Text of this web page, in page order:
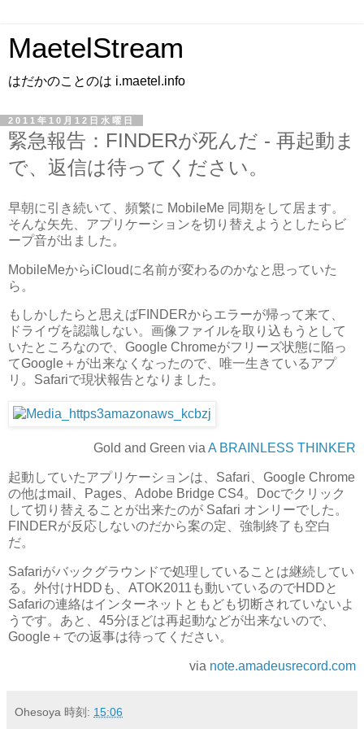
MaetelStream
はだかのことのは i.maetel.info
2011年10月12日水曜日
緊急報告：FINDERが死んだ - 再起動ま
で、返信は待ってください。
早朝に引き続いて、頻繁に MobileMe 同期をして居ます。
そんな矢先、アプリケーションを切り替えようとしたらビ
ープ音が出ました。
MobileMeからiCloudに名前が変わるのかなと思っていた
ら。
もしかしたらと思えばFINDERからエラーが帰って来て、
ドライヴを認識しない。画像ファイルを取り込もうとして
いたところなので、Google Chromeがフリーズ状態に陥っ
てGoogle＋が出来なくなったので、唯一生きているアプ
リ。Safariで現状報告となりました。
Gold and Green via A BRAINLESS THINKER
起動していたアプリケーションは、Safari、Google Chrome
の他はmail、Pages、Adobe Bridge CS4。Docでクリック
して切り替えることが出来たのが Safari オンリーでした。
FINDERが反応しないのだから案の定、強制終了も空白
だ。
Safariがバックグラウンドで処理していることは継続してい
る。外付けHDDも、ATOK2011も動いているのでHDDと
Safariの連絡はインターネットともども切断されていないよ
うです。あと、45分ほどは再起動などが出来ないので、
Google＋での返事は待ってください。
via note.amadeusrecord.com
Ohesoya 時刻: 15:06